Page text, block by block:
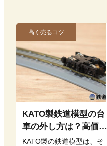
高く売るコツ
KATO製鉄道模型の台
車の外し方は？高価買
取につながるメンテナ
KATO製の鉄道模型は、そ